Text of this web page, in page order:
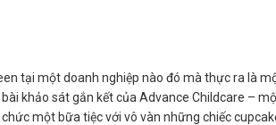
tại một doanh nghiệp nào đó mà thực ra là
khảo sát gắn kết của Advance Childcare –
một bữa tiệc với vô vàn những chiếc